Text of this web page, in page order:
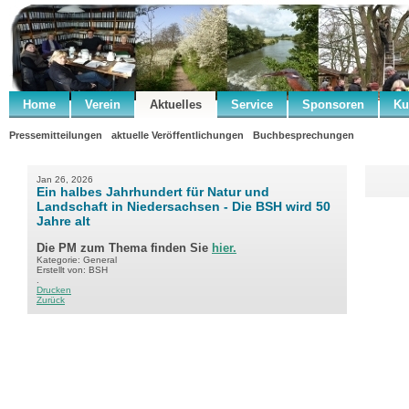
Home Verein Aktuelles Service Sponsoren
Pressemitteilungen aktuelle Veröffentlichungen Buchbesprechungen
Jan 26, 2026
Ein halbes Jahrhundert für Natur und
Landschaft in Niedersachsen - Die BSH wird 50
Jahre alt
Die PM zum Thema finden Sie hier.
Kategorie: General
Erstellt von: BSH
Drucken
Zurück